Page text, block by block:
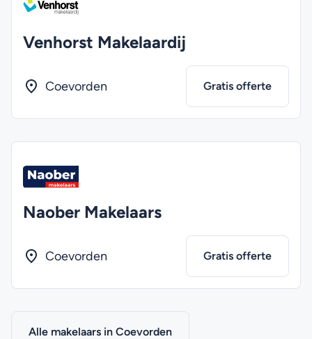
Venhorst Makelaardij
Coevorden Gratis offerte
Naober Makelaars
Coevorden Gratis offerte
Alle makelaars in Coevorden